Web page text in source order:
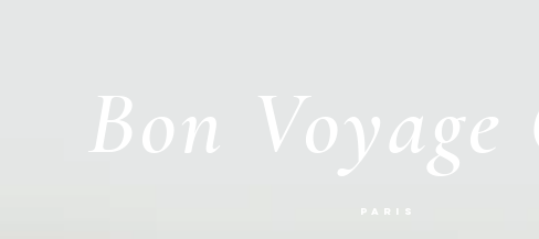
Bon Voyage
Paris